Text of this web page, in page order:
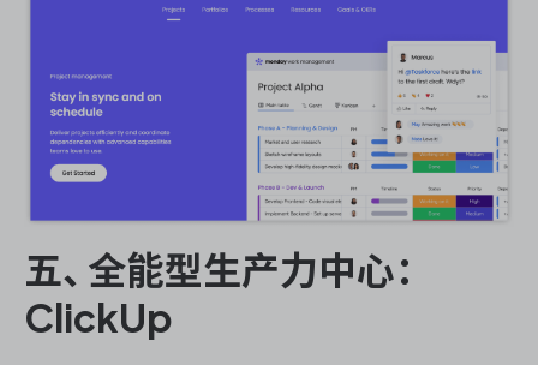
五、全能型生产力中心：
ClickUp